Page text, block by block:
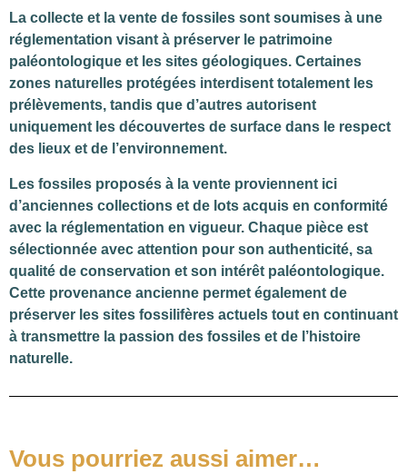
La collecte et la vente de fossiles sont soumises à une
réglementation visant à préserver le patrimoine
paléontologique et les sites géologiques. Certaines
zones naturelles protégées interdisent totalement les
prélèvements, tandis que d’autres autorisent
uniquement les découvertes de surface dans le respect
des lieux et de l’environnement.
Les fossiles proposés à la vente proviennent ici
d’anciennes collections et de lots acquis en conformité
avec la réglementation en vigueur. Chaque pièce est
sélectionnée avec attention pour son authenticité, sa
qualité de conservation et son intérêt paléontologique.
Cette provenance ancienne permet également de
préserver les sites fossilifères actuels tout en continuant
à transmettre la passion des fossiles et de l’histoire
naturelle.
Vous pourriez aussi aimer…